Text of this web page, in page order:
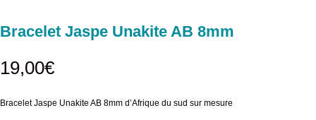
Bracelet Jaspe Unakite AB 8mm
19,00€
Bracelet Jaspe Unakite AB 8mm d’Afrique du sud sur mesure